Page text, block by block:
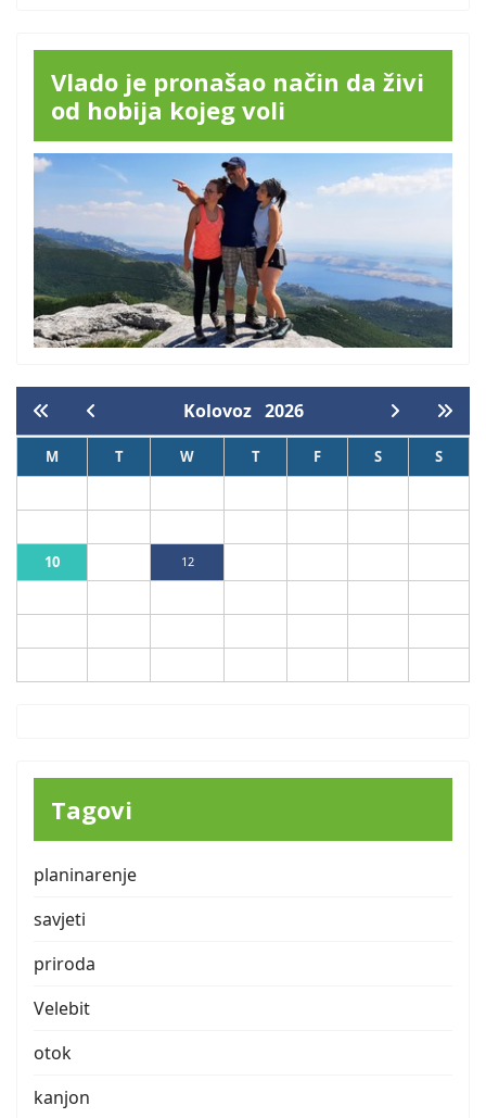
Vlado je pronašao način da živi
od hobija kojeg voli
Kolovoz 2026
M T W T F S S
10 12
Tagovi
planinarenje
savjeti
priroda
Velebit
otok
kanjon